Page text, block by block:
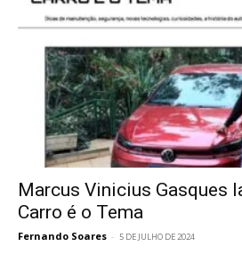
Marcus Vinicius Gasques
Carro é o Tema
Fernando Soares - 5 DE JULHO DE 2024